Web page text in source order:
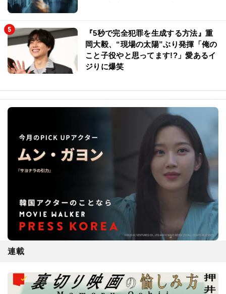
『5秒で完全犯罪を生成する方法』重
岡大毅、“現場の太陽”ぶり発揮「俺の
こと子役やと思ってます!?」愛あるイ
ジりに爆笑
連載